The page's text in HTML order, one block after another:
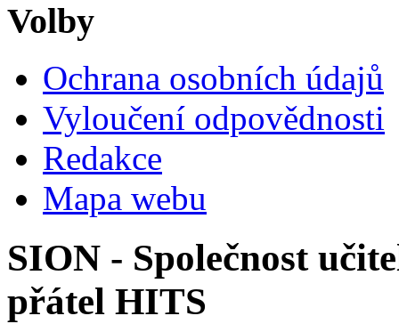
Volby
Ochrana osobních údajů
Vyloučení odpovědnosti
Redakce
Mapa webu
SION - Společnost
přátel HITS